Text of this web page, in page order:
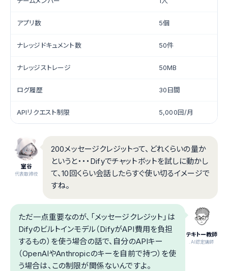
アプリ数 5個
ナレッジドキュメント数 50件
ナレッジストレージ 50MB
ログ履歴 30日間
APIリクエスト制限 5,000回/月
室谷
代表取締役
200メッセージクレジットって、どれくらいの量か
というと・・・Difyでチャットボットを試しに動かし
て、10回くらい会話したらすぐ使い切るイメージで
すね。
テキトー教師
.AI認定講師
ただ一点重要なのが、「メッセージクレジット」は
Difyのビルトインモデル（DifyがAPI費用を負担
するもの）を使う場合の話で、自分のAPIキー
（OpenAIやAnthropicのキーを自前で持つ）を使
う場合は、この制限が関係ないんですよ。